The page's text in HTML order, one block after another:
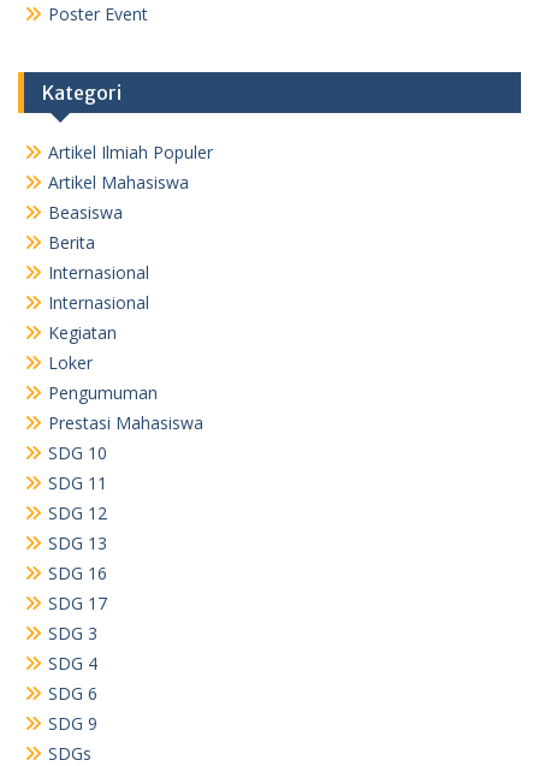
Poster Event
Kategori
Artikel Ilmiah Populer
Artikel Mahasiswa
Beasiswa
Berita
Internasional
Internasional
Kegiatan
Loker
Pengumuman
Prestasi Mahasiswa
SDG 10
SDG 11
SDG 12
SDG 13
SDG 16
SDG 17
SDG 3
SDG 4
SDG 6
SDG 9
SDGs